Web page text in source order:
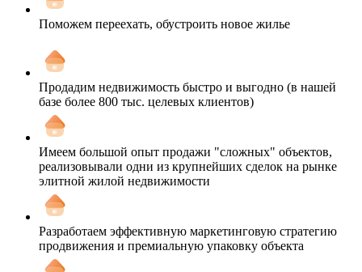
Поможем переехать, обустроить новое жилье
Продадим недвижимость быстро и выгодно (в нашей
базе более 800 тыс. целевых клиентов)
Имеем большой опыт продажи "сложных" объектов,
реализовывали одни из крупнейших сделок на рынке
элитной жилой недвижимости
Разработаем эффективную маркетинговую стратегию
продвижения и премиальную упаковку объекта